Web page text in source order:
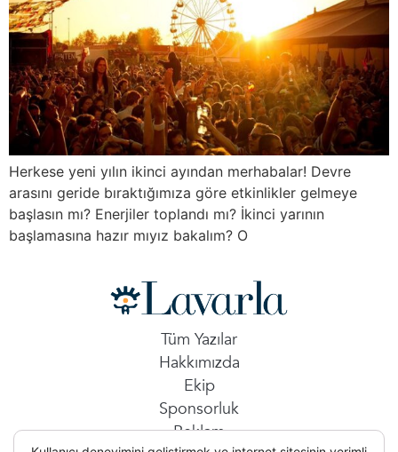
Herkese yeni yılın ikinci ayından merhabalar! Devre
arasını geride bıraktığımıza göre etkinlikler gelmeye
başlasın mı? Enerjiler toplandı mı? İkinci yarının
başlamasına hazır mıyız bakalım? O
Tüm Yazılar
Hakkımızda
Ekip
Sponsorluk
Reklam